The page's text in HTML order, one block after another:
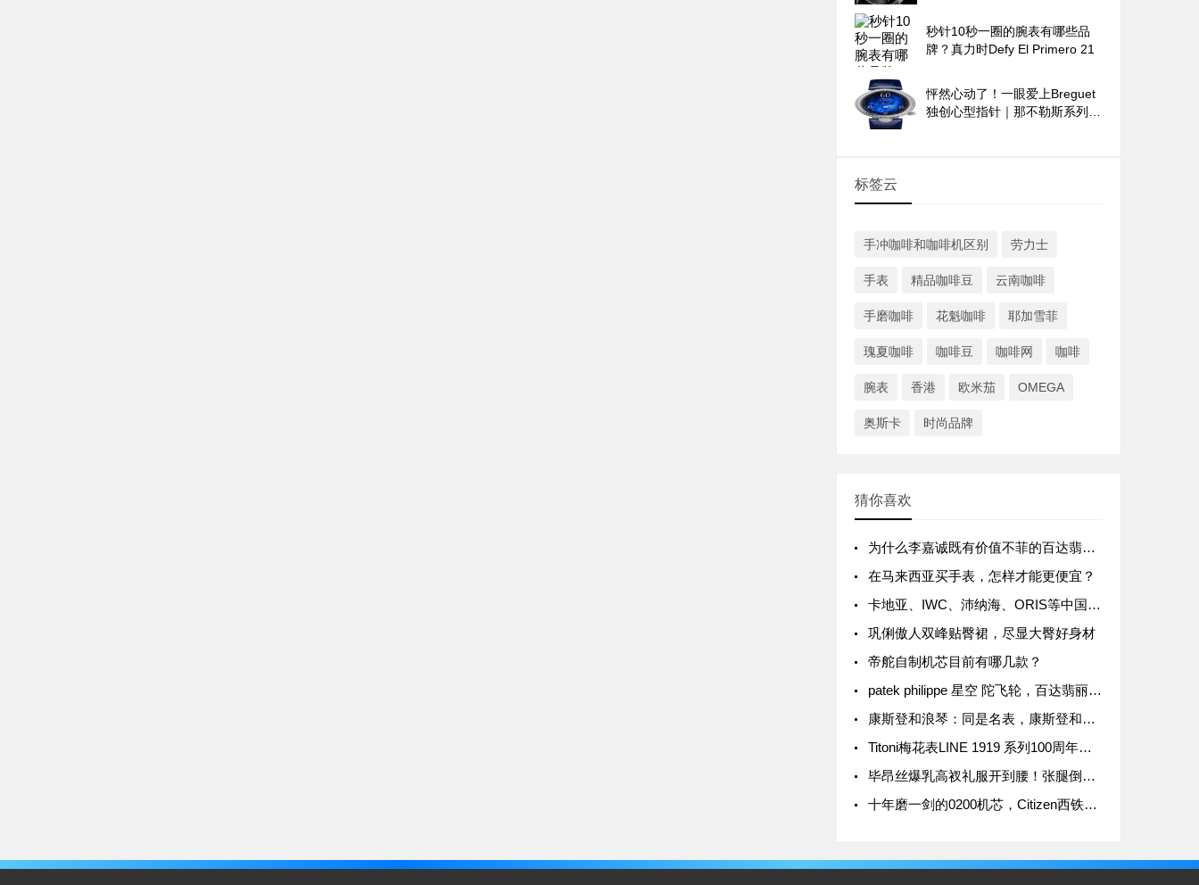
秒针10秒一圈的腕表有哪些品
牌？真力时Defy El Primero 21
怦然心动了！一眼爱上Breguet
独创心型指针｜那不勒斯系列
标签云
手冲咖啡和咖啡机区别 劳力士
手表 精品咖啡豆 云南咖啡
手磨咖啡 花魁咖啡 耶加雪菲
瑰夏咖啡 咖啡豆 咖啡网 咖啡
腕表 香港 欧米茄 OMEGA
奥斯卡 时尚品牌
猜你喜欢
为什么李嘉诚既有价值不菲的百达翡丽，也戴几千块钱的电子表？
在马来西亚买手表，怎样才能更便宜？
卡地亚、IWC、沛纳海、ORIS等中国涨价，最高涨幅15%
巩俐傲人双峰贴臀裙，尽显大臀好身材
帝舵自制机芯目前有哪几款？
patek philippe 星空 陀飞轮，百达翡丽6002G天文陀飞轮
康斯登和浪琴：同是名表，康斯登和浪琴究竟有何区别？
Titoni梅花表LINE 1919 系列100周年纪念款价格介绍
毕昂丝爆乳高衩礼服开到腰！张腿倒出巨胸、三角洲网暴动
十年磨一剑的0200机芯，Citizen西铁城发布全新高级腕表